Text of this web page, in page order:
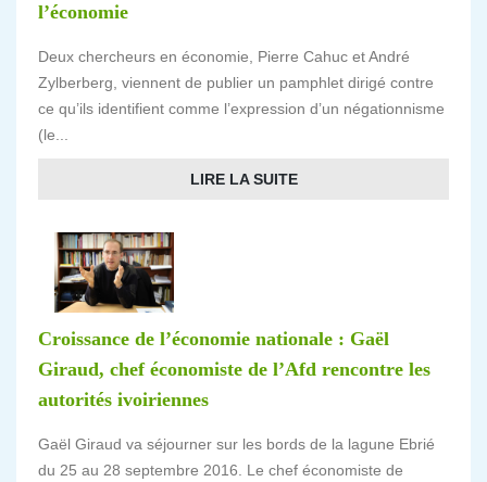
l’économie
Deux chercheurs en économie, Pierre Cahuc et André
Zylberberg, viennent de publier un pamphlet dirigé contre
ce qu’ils identifient comme l’expression d’un négationnisme
(le...
LIRE LA SUITE
Croissance de l’économie nationale : Gaël
Giraud, chef économiste de l’Afd rencontre les
autorités ivoiriennes
Gaël Giraud va séjourner sur les bords de la lagune Ebrié
du 25 au 28 septembre 2016. Le chef économiste de